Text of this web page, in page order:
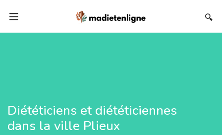
🔍
Diététiciens et diététiciennes
dans la ville Plieux